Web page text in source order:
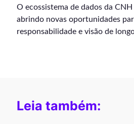
O ecossistema de dados da
abrindo novas oportunidades
responsabilidade e visão de
Leia também: